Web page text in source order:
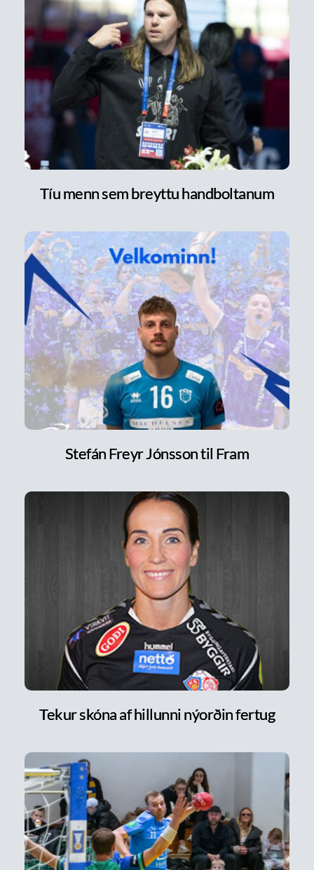
Tíu menn sem breyttu handboltanum
Stefán Freyr Jónsson til Fram
Tekur skóna af hillunni nýorðin fertug